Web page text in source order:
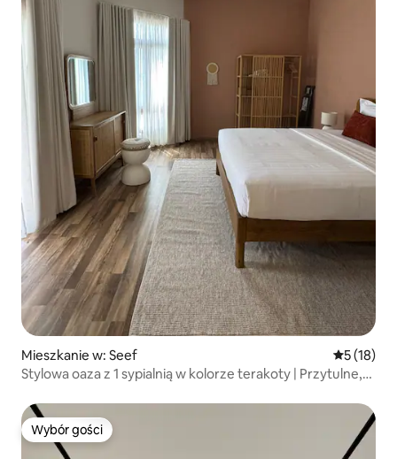
Mieszkanie w: Seef Średnia
5 (18)
Stylowa oaza z 1 sypialnią w kolorze terakoty | Przytulne,
Wybór gości
Wybór gości